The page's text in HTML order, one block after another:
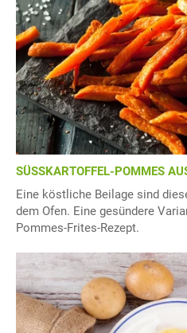
SÜSSKARTOFFEL-POMMES
Eine köstliche Beilage sind
dem Ofen. Eine gesündere
Pommes-Frites-Rezept.